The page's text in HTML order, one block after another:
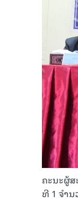
ຄະນະຜູ້
ທີ 1 ຈໍາ